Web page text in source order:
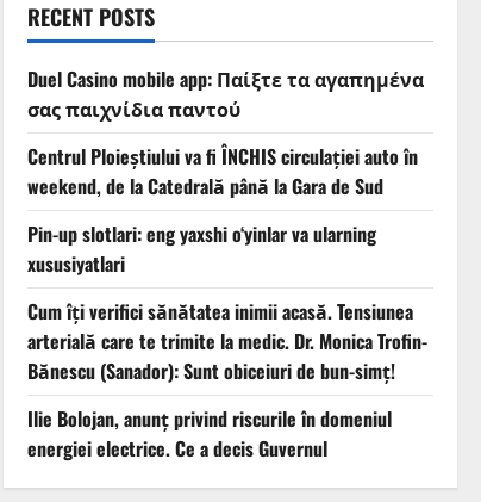
RECENT POSTS
Duel Casino mobile app: Παίξτε τα αγαπημένα
σας παιχνίδια παντού
Centrul Ploieștiului va fi ÎNCHIS circulației auto în
weekend, de la Catedrală până la Gara de Sud
Pin-up slotlari: eng yaxshi o‘yinlar va ularning
xususiyatlari
Cum îți verifici sănătatea inimii acasă. Tensiunea
arterială care te trimite la medic. Dr. Monica Trofin-
Bănescu (Sanador): Sunt obiceiuri de bun-simț!
Ilie Bolojan, anunț privind riscurile în domeniul
energiei electrice. Ce a decis Guvernul